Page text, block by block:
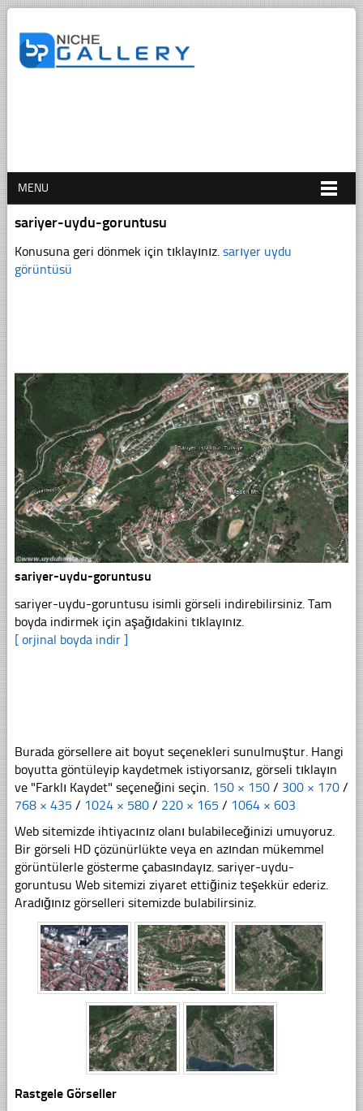
MENU
sariyer-uydu-goruntusu
Konusuna geri dönmek için tıklayınız. sarıyer uydu
görüntüsü
sariyer-uydu-goruntusu
sariyer-uydu-goruntusu isimli görseli indirebilirsiniz. Tam
boyda indirmek için aşağıdakini tıklayınız.
[ orjinal boyda indir ]
Burada görsellere ait boyut seçenekleri sunulmuştur. Hangi
boyutta göntüleyip kaydetmek istiyorsanız, görseli tıklayın
ve "Farklı Kaydet" seçeneğini seçin. 150 × 150 / 300 × 170 /
768 × 435 / 1024 × 580 / 220 × 165 / 1064 × 603
Web sitemizde ihtiyacınız olanı bulabileceğinizi umuyoruz.
Bir görseli HD çözünürlükte veya en azından mükemmel
görüntülerle gösterme çabasındayız. sariyer-uydu-
goruntusu Web sitemizi ziyaret ettiğiniz teşekkür ederiz.
Aradığınız görselleri sitemizde bulabilirsiniz.
Rastgele Görseller